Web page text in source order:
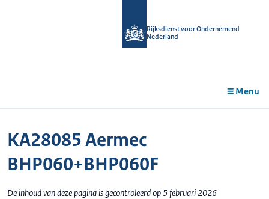
Rijksdienst voor Ondernemend
Nederland
Menu
KA28085 Aermec
BHP060+BHP060F
De inhoud van deze pagina is gecontroleerd op 5 februari 2026